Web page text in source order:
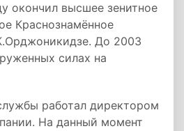
окончил высшее зенитное
Краснознамённое
До 2003
силах на
работал директором
На данный момент